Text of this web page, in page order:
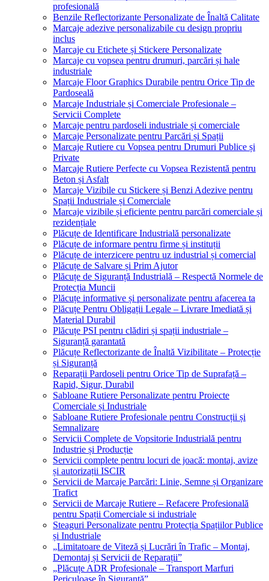
profesională
Benzile Reflectorizante Personalizate de Înaltă Calitate
Marcaje adezive personalizabile cu design propriu
inclus
Marcaje cu Etichete și Stickere Personalizate
Marcaje cu vopsea pentru drumuri, parcări și hale
industriale
Marcaje Floor Graphics Durabile pentru Orice Tip de
Pardoseală
Marcaje Industriale și Comerciale Profesionale –
Servicii Complete
Marcaje pentru pardoseli industriale și comerciale
Marcaje Personalizate pentru Parcări și Spații
Marcaje Rutiere cu Vopsea pentru Drumuri Publice și
Private
Marcaje Rutiere Perfecte cu Vopsea Rezistentă pentru
Beton și Asfalt
Marcaje Vizibile cu Stickere și Benzi Adezive pentru
Spații Industriale și Comerciale
Marcaje vizibile și eficiente pentru parcări comerciale și
rezidențiale
Plăcuțe de Identificare Industrială personalizate
Plăcuțe de informare pentru firme și instituții
Plăcuțe de interzicere pentru uz industrial și comercial
Plăcuțe de Salvare și Prim Ajutor
Plăcuțe de Siguranță Industrială – Respectă Normele de
Protecția Muncii
Plăcuțe informative și personalizate pentru afacerea ta
Plăcuțe Pentru Obligații Legale – Livrare Imediată și
Material Durabil
Plăcuțe PSI pentru clădiri și spații industriale –
Siguranță garantată
Plăcuțe Reflectorizante de Înaltă Vizibilitate – Protecție
și Siguranță
Reparații Pardoseli pentru Orice Tip de Suprafață –
Rapid, Sigur, Durabil
Sabloane Rutiere Personalizate pentru Proiecte
Comerciale și Industriale
Sabloane Rutiere Profesionale pentru Construcții și
Semnalizare
Servicii Complete de Vopsitorie Industrială pentru
Industrie și Producție
Servicii complete pentru locuri de joacă: montaj, avize
și autorizații ISCIR
Servicii de Marcaje Parcări: Linie, Semne și Organizare
Trafict
Servicii de Marcaje Rutiere – Refacere Profesională
pentru Spații Comerciale si industriale
Steaguri Personalizate pentru Protecția Spațiilor Publice
și Industriale
„Limitatoare de Viteză și Lucrări în Trafic – Montaj,
Demontaj și Servicii de Reparații”
„Plăcuțe ADR Profesionale – Transport Marfuri
Periculoase în Siguranță”